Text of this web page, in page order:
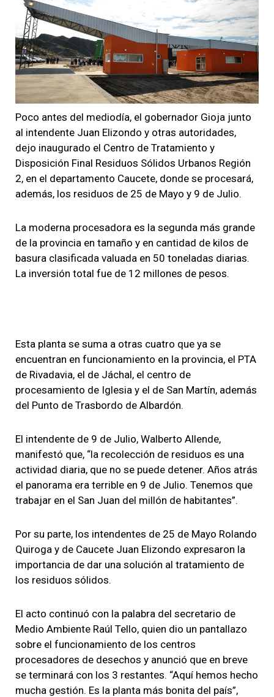
Poco antes del mediodía, el gobernador Gioja junto
al intendente Juan Elizondo y otras autoridades,
dejo inaugurado el Centro de Tratamiento y
Disposición Final Residuos Sólidos Urbanos Región
2, en el departamento Caucete, donde se procesará,
además, los residuos de 25 de Mayo y 9 de Julio.
La moderna procesadora es la segunda más grande
de la provincia en tamaño y en cantidad de kilos de
basura clasificada valuada en 50 toneladas diarias.
La inversión total fue de 12 millones de pesos.
Esta planta se suma a otras cuatro que ya se
encuentran en funcionamiento en la provincia, el PTA
de Rivadavia, el de Jáchal, el centro de
procesamiento de Iglesia y el de San Martín, además
del Punto de Trasbordo de Albardón.
El intendente de 9 de Julio, Walberto Allende,
manifestó que, “la recolección de residuos es una
actividad diaria, que no se puede detener. Años atrás
el panorama era terrible en 9 de Julio. Tenemos que
trabajar en el San Juan del millón de habitantes”.
Por su parte, los intendentes de 25 de Mayo Rolando
Quiroga y de Caucete Juan Elizondo expresaron la
importancia de dar una solución al tratamiento de
los residuos sólidos.
El acto continuó con la palabra del secretario de
Medio Ambiente Raúl Tello, quien dio un pantallazo
sobre el funcionamiento de los centros
procesadores de desechos y anunció que en breve
se terminará con los 3 restantes. “Aquí hemos hecho
mucha gestión. Es la planta más bonita del país”,